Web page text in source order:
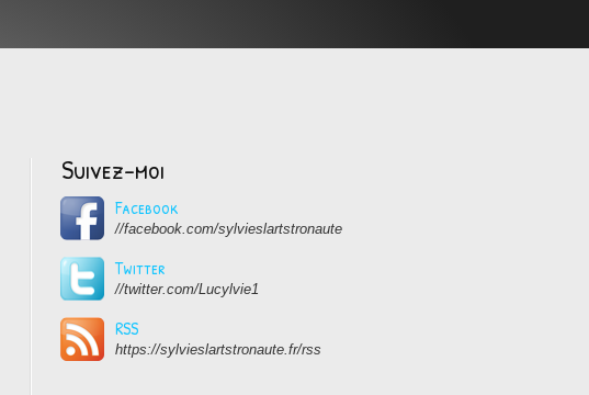
Suivez-moi
Facebook
//facebook.com/sylvieslartstronaute
Twitter
//twitter.com/Lucylvie1
RSS
https://sylvieslartstronaute.fr/rss